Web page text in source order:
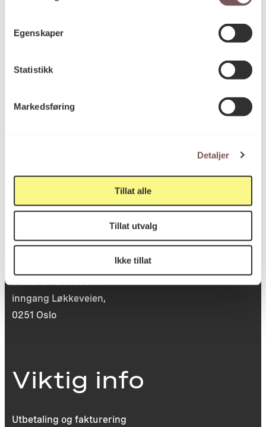
Egenskaper
Statistikk
Markedsføring
Detaljer
Tillat alle
Tillat utvalg
Ikke tillat
Postadresse
22 99 11 99
Besøksadresse
inngang Løkkeveien,
0251 Oslo
Viktig info
Utbetaling og fakturering